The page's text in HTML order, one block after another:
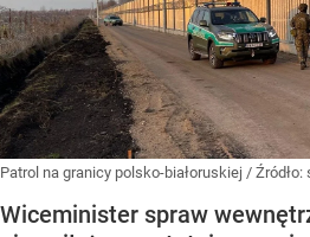
Patrol na granicy polsko-białoruskiej / Źródło:
Wiceminister spraw